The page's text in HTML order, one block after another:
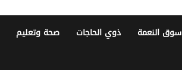
سوق النعمة ذوي الحاجات صحة وتعليم